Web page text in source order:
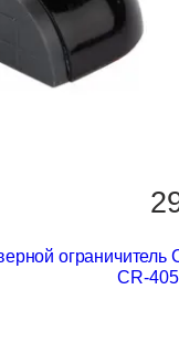
ограничитель
CR-405